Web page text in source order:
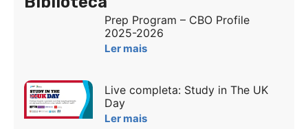
Prep Program – CBO Profile
2025-2026
Ler mais
Live completa: Study in The UK
Day
Ler mais